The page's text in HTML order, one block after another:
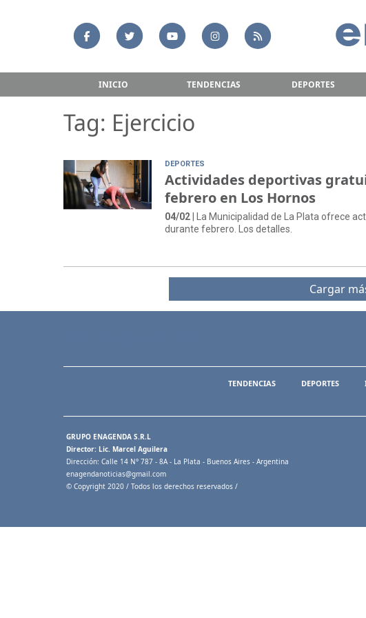
INICIO TENDENCIAS DEPORTES
Tag: Ejercicio
DEPORTES
Actividades deportivas
febrero en Los Hornos
04/02 | La Municipalidad de La Plata ofrece
durante febrero. Los detalles.
Cargar
TENDENCIAS DEPORTES
GRUPO ENAGENDA S.R.L
Director: Lic. Marcel Aguilera
Dirección: Calle 14 N° 787 - 8A - La Plata - Buenos Aires - Argentina
enagendanoticias@gmail.com
© Copyright 2020 / Todos los derechos reservados /